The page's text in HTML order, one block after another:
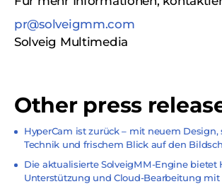
pr@solveigmm.com
Solveig Multimedia
Other press
HyperCam ist zurück – mit neuem Design,
Technik und frischem Blick auf den
Die aktualisierte SolveigMM-Engine bietet
Unterstützung und Cloud-Bearbeitung mit